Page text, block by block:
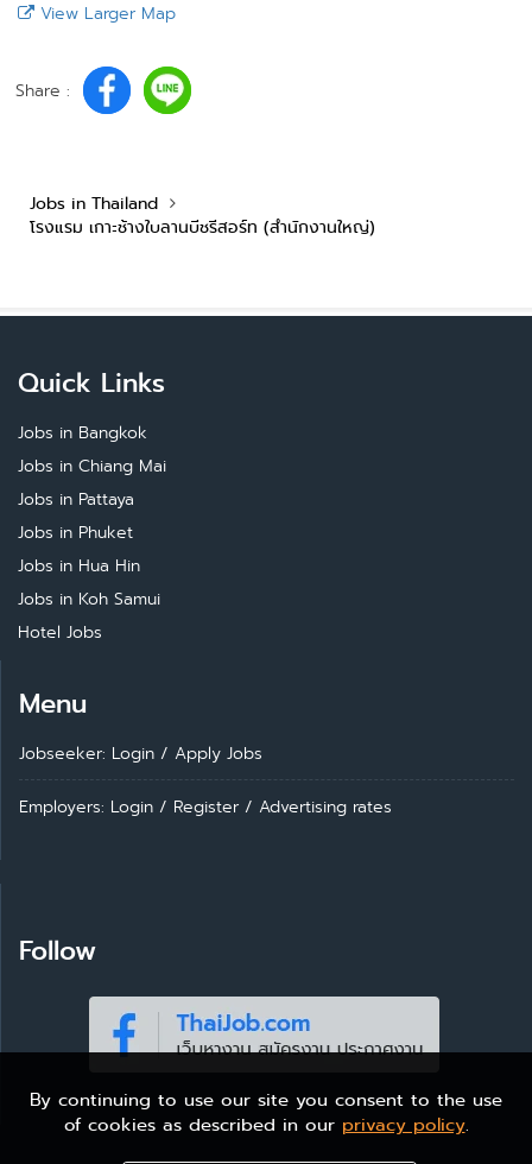
View Larger Map
Share :
Jobs in Thailand
โรงแรม เกาะช้างใบลานบีชรีสอร์ท (สำนักงานใหญ่)
Quick Links
Jobs in Bangkok
Jobs in Chiang Mai
Jobs in Pattaya
Jobs in Phuket
Jobs in Hua Hin
Jobs in Koh Samui
Hotel Jobs
Menu
Jobseeker: Login / Apply Jobs
Employers: Login / Register / Advertising rates
Follow
By continuing to use our site you consent to the use
of cookies as described in our privacy policy.